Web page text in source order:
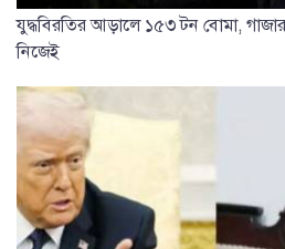
যুদ্ধবিরতির আড়ালে ১৫৩ টন বোমা, গাজার
নিজেই